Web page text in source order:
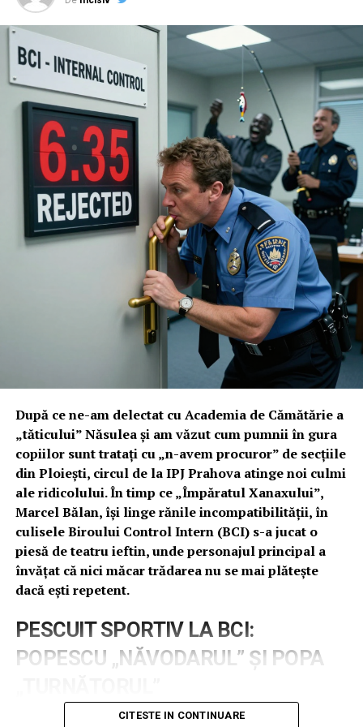
După ce ne-am delectat cu Academia de Cămătărie a
„tăticului” Năsulea și am văzut cum pumnii în gura
copiilor sunt tratați cu „n-avem procuror” de secțiile
din Ploiești, circul de la IPJ Prahova atinge noi culmi
ale ridicolului. În timp ce „Împăratul Xanaxului”,
Marcel Bălan, își linge rănile incompatibilității, în
culisele Biroului Control Intern (BCI) s-a jucat o
piesă de teatru ieftin, unde personajul principal a
învățat că nici măcar trădarea nu se mai plătește
dacă ești repetent.
PESCUIT SPORTIV LA BCI:
POPESCU „NĂVODARUL” ȘI POPA
În luna mai, apele tulburi ale Inspectoratului au fost
CITESTE IN CONTINUARE